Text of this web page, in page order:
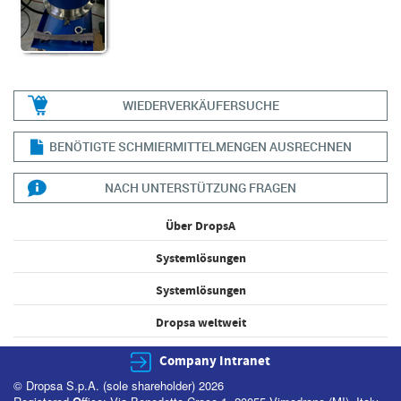
WIEDERVERKÄUFERSUCHE
BENÖTIGTE SCHMIERMITTELMENGEN AUSRECHNEN
NACH UNTERSTÜTZUNG FRAGEN
Über DropsA
Systemlösungen
Systemlösungen
Dropsa weltweit
Company Intranet
© Dropsa S.p.A. (sole shareholder) 2026